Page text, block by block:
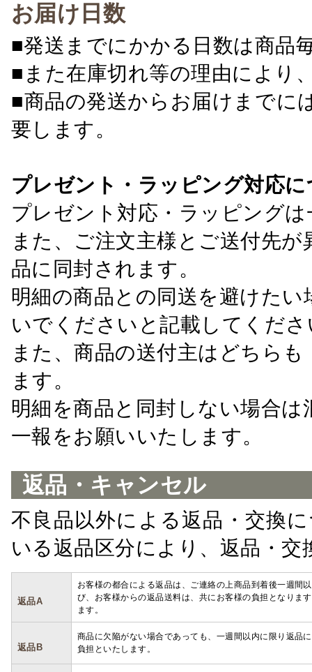
お届け日数
■発送までにかかる日数は商品
■また在庫切れ等の理由により
■商品の発送からお届けまでに
要します。
プレゼント・ラッピング対応
プレゼント対応・ラッピング
また、ご注文主様とご送付先
品に同封されます。
明細の商品との同送を避けた
いでくださいと記載してくださ
また、商品の送付主はどちら
ます。
明細を商品と同封しない場合
一報をお願いいたします。
返品・キャンセル
不良品以外による返品・交換
いる返品区分により、返品・
返品A
お客様の都合による返品は、ご連絡の上商品到着後一週間
び、お客様からの返品送料は、共にお客様の負担となりま
ます。
返品B
商品に欠陥がない場合であっても、一週間以内に限り返品
負担といたします。